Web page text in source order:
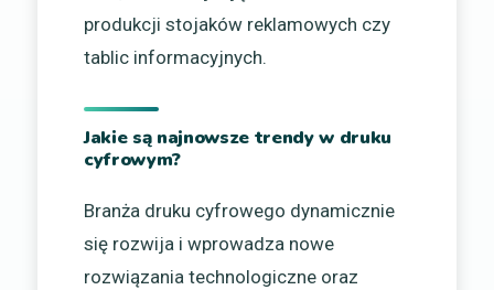
produkcji stojaków reklamowych czy
tablic informacyjnych.
Jakie są najnowsze trendy w druku
cyfrowym?
Branża druku cyfrowego dynamicznie
się rozwija i wprowadza nowe
rozwiązania technologiczne oraz